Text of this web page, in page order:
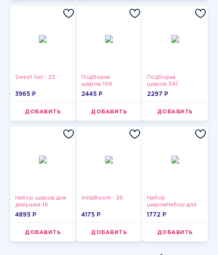
Sweet Хит - 23
3965 P
ДОБАВИТЬ
Подборка
шаров-196
2445 P
ДОБАВИТЬ
Подборка
шаров-341
2297 P
ДОБАВИТЬ
Набор шаров для
девушки-16
4895 P
ДОБАВИТЬ
InstaBoom - 36
4175 P
ДОБАВИТЬ
Набор
шаровНабор для
мужчин-10
1772 P
ДОБАВИТЬ